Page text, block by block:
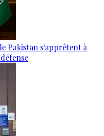
Pakistan s'apprêtent à